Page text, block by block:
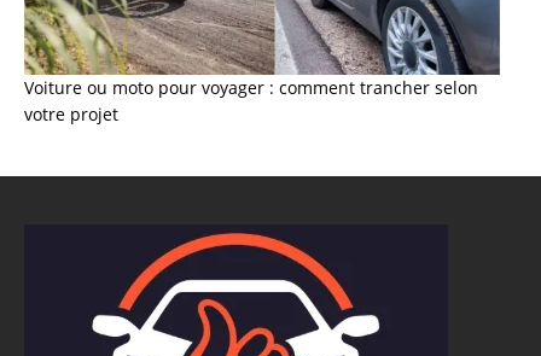
Voiture ou moto pour voyager : comment trancher selon
votre projet